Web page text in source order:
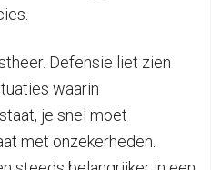
Defensie liet zien
waarin
je snel moet
met onzekerheden.